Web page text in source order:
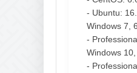
- Ubuntu:
Windows 7,
-
Windows
-